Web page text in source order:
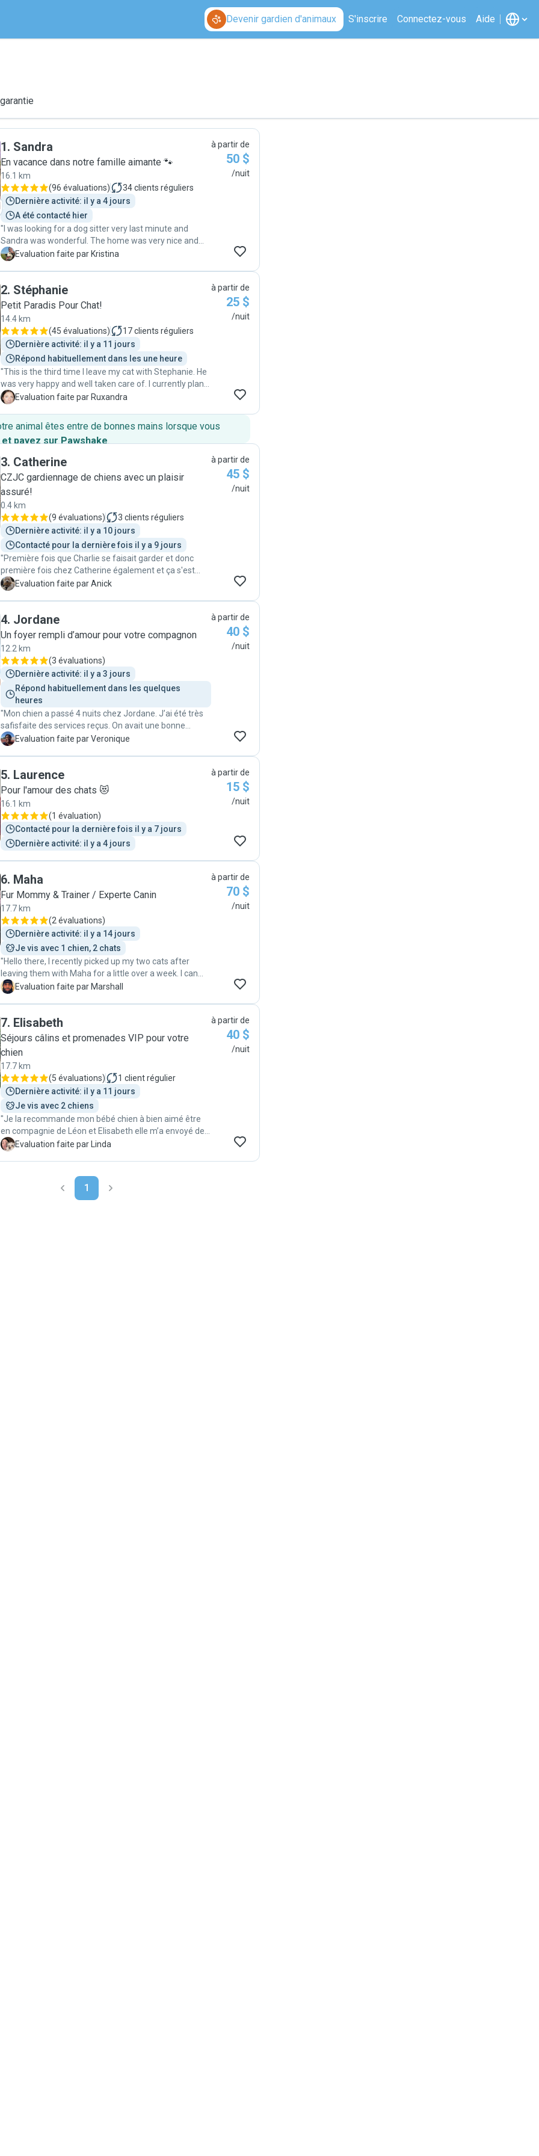
Devenir gardien d'animaux S'inscrire Connectez-vous Aide
1. Sandra
En vacance dans notre famille aimante 🐾
16.1 km
(96 évaluations) 34clients réguliers
Dernière activité: il y a 4 jours
A été contacté hier
"I was looking for a dog sitter very last minute and
Sandra was wonderful. The home was very nice and
Sandra was very well organized. Jasper had a really
K Evaluation faite par Kristina
à partir de
50 $
/nuit
2. Stéphanie
Petit Paradis Pour Chat!
14.4 km
(45 évaluations) 17clients réguliers
Dernière activité: il y a 11 jours
Répond habituellement dans les une heure
"This is the third time I leave my cat with Stephanie. He
was very happy and well taken care of. I currently plan
to leave again my cat with Stephanie for the next
R Evaluation faite par Ruxandra
à partir de
25 $
/nuit
animal êtes entre de bonnes mains lorsque vous
payez sur Pawshake.
3. Catherine
CZJC gardiennage de chiens avec un plaisir
assuré!
0.4 km
(9 évaluations) 3 clients réguliers
Dernière activité: il y a 10 jours
Contacté pour la dernière fois il y a 9 jours
"Première fois que Charlie se faisait garder et donc
première fois chez Catherine également et ça s'est
super bien passé! Excellente communication dans un
fortement ♥️"
A Evaluation faite par Anick
à partir de
45 $
/nuit
4. Jordane
Un foyer rempli d’amour pour votre compagnon
12.2 km
(3 évaluations)
Dernière activité: il y a 3 jours
Répond habituellement dans les quelques
heures
"Mon chien a passé 4 nuits chez Jordane. J’ai été très
safisfaite des services reçus. On avait une bonne
communication et Jordane et sa famille ont bien pris
V Evaluation faite par Veronique
à partir de
40 $
/nuit
5. Laurence
Pour l'amour des chats 😻
16.1 km
(1 évaluation)
Contacté pour la dernière fois il y a 7 jours
Dernière activité: il y a 4 jours
à partir de
15 $
/nuit
6. Maha
Fur Mommy & Trainer / Experte Canin
17.7 km
(2 évaluations)
Dernière activité: il y a 14 jours
Je vis avec 1 chien, 2 chats
"Hello there, I recently picked up my two cats after
leaving them with Maha for a little over a week. I can
say, that Maha was a great sitter, very kind and caring
for her pets along with guests is great and her cats and
dog are very friendly and super cute. I most definitely
recommend her to anyone in need of a sitter, and she
would be my go-to if I needed a sitter again."
M Evaluation faite par Marshall
à partir de
70 $
/nuit
7. Elisabeth
Séjours câlins et promenades VIP pour votre
chien
17.7 km
(5 évaluations) 1 client régulier
Dernière activité: il y a 11 jours
Je vis avec 2 chiens
"Je la recommande mon bébé chien à bien aimé être
en compagnie de Léon et Elisabeth elle m’a envoyé des
photos "
L Evaluation faite par Linda
à partir de
40 $
/nuit
1